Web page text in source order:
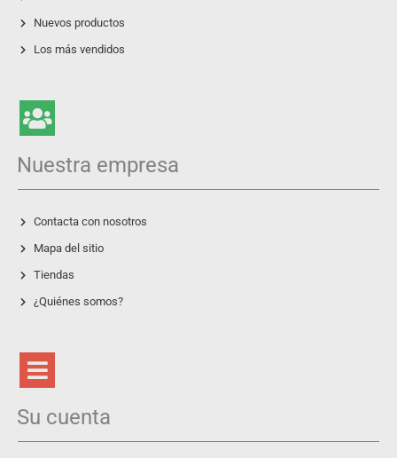
Nuevos productos
Los más vendidos
Nuestra empresa
Contacta con nosotros
Mapa del sitio
Tiendas
¿Quiénes somos?
Su cuenta